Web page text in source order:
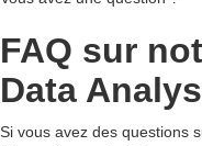
FAQ sur
Data
Si vous avez des questions